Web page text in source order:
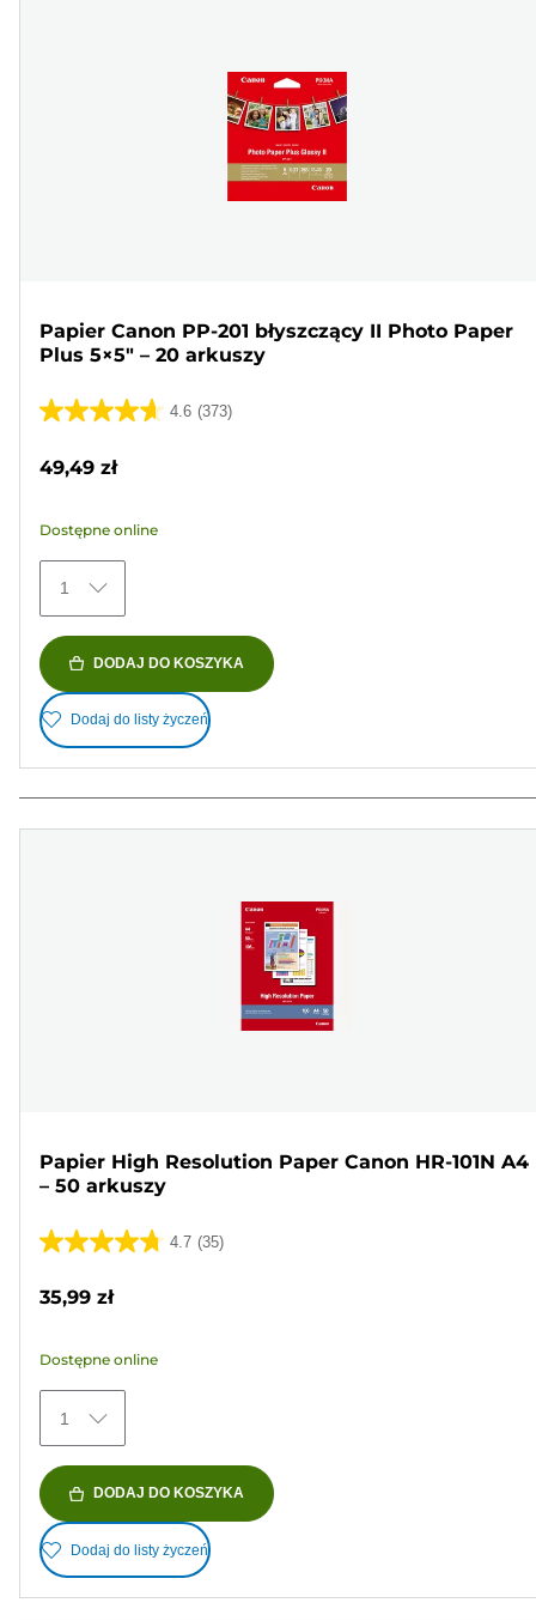
Papier Canon PP-201 błyszczący II Photo Paper
Plus 5×5" – 20 arkuszy
4.6 (373)
4.6
5
373
Recenzji
49,49 zł
Dostępne online
1
DODAJ DO KOSZYKA
Dodaj do listy życzeń
Papier High Resolution Paper Canon HR-101N A4
– 50 arkuszy
4.7 (35)
4.7
5
35
Recenzji
35,99 zł
Dostępne online
1
DODAJ DO KOSZYKA
Dodaj do listy życzeń